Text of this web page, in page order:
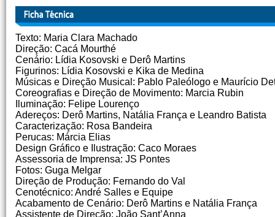
Texto: Maria Clara Machado
Direção: Cacá Mourthé
Cenário: Lídia Kosovski e Derô Martins
Figurinos: Lídia Kosovski e Kika de Medina
Músicas e Direção Musical: Pablo Paleólogo e Maurício
Coreografias e Direção de Movimento: Marcia Rubin
Iluminação: Felipe Lourenço
Adereços: Derô Martins, Natália França e Leandro Batista
Caracterização: Rosa Bandeira
Perucas: Márcia Elias
Design Gráfico e Ilustração: Caco Moraes
Assessoria de Imprensa: JS Pontes
Fotos: Guga Melgar
Direção de Produção: Fernando do Val
Cenotécnico: André Salles e Equipe
Acabamento de Cenário: Derô Martins e Natália França
Assistente de Direção: João Sant’Anna